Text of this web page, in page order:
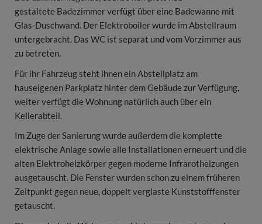
gestaltete Badezimmer verfügt über eine Badewanne mit
Glas-Duschwand. Der Elektroboiler wurde im Abstellraum
untergebracht. Das WC ist separat und vom Vorzimmer aus
zu betreten.
Für ihr Fahrzeug steht ihnen ein Abstellplatz am
hauseigenen Parkplatz hinter dem Gebäude zur Verfügung,
weiter verfügt die Wohnung natürlich auch über ein
Kellerabteil.
Im Zuge der Sanierung wurde außerdem die komplette
elektrische Anlage sowie alle Installationen erneuert und die
alten Elektroheizkörper gegen moderne Infrarotheizungen
ausgetauscht. Die Fenster wurden schon zu einem früheren
Zeitpunkt gegen neue, doppelt verglaste Kunststofffenster
getauscht.